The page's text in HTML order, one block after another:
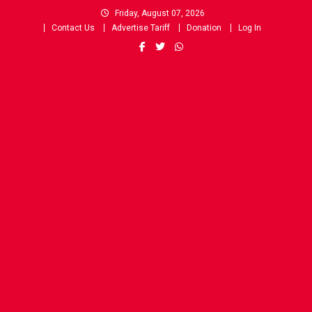
Friday, August 07, 2026
Contact Us
Advertise Tariff Donation Log In